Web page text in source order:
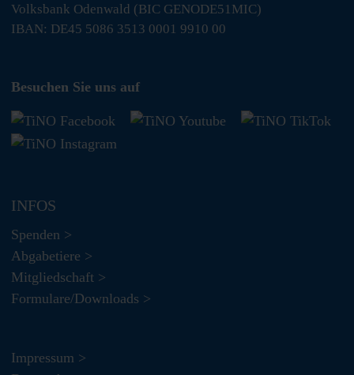
Volksbank Odenwald (BIC GENODE51MIC)
IBAN: DE45 5086 3513 0001 9910 00
Besuchen Sie uns auf
INFOS
Spenden >
Abgabetiere >
Mitgliedschaft >
Formulare/Downloads >
Impressum >